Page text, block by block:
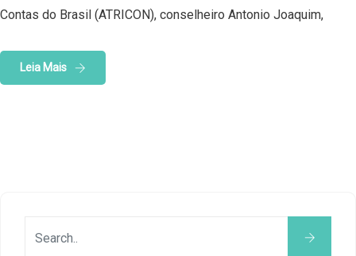
Contas do Brasil (ATRICON), conselheiro Antonio Joaquim,
Leia Mais